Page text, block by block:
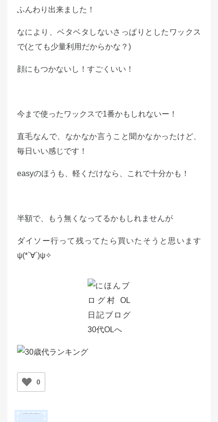
ふんわり出来ました！
なにより、ベタベタしないさっぱりとしたワックス
で(とても少量利用だからかな？)
顔にもつかないし！すごくいい！
今まで使ったワックスで1番かもしれないー！
直毛なんで、なかなか言うこと聞かなかったけど、
毎日いい感じです！
easyのほうも、軽くだけなら、これで十分かも！
半額で、もう無くなってるかもしれませんが
ダイソー行って残ってたら買いたそうと思います
ψ(*`∀´)ψ✧
0